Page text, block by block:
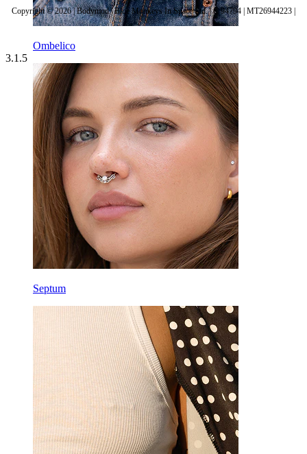
Ombelico
Septum
Copyright © 2026 | Bodymod | Blue Monkeys In Space Ltd. | C 94794 | MT26944223 |
3.1.5